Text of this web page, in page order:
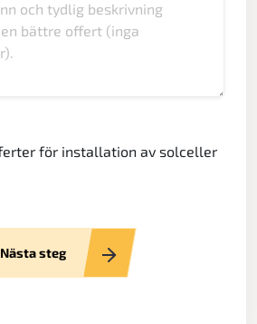
för installation av solceller
Nästa steg